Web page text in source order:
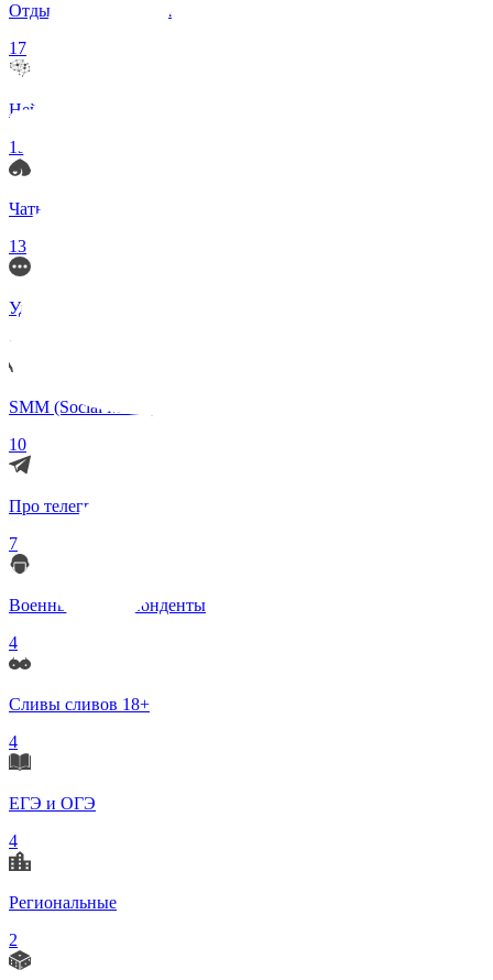
Отдых и Развлечения
17
Нейросети и ИИ
13
Чаты по интересам
13
Удаленка (Работа)
11
SMM (Social Media)
10
Про телеграмм
7
Военные корреспонденты
4
Сливы сливов 18+
4
ЕГЭ и ОГЭ
4
Региональные
2